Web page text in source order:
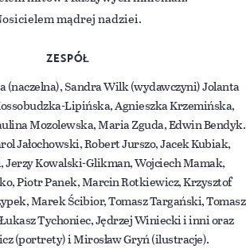
mądrej nadziei.
ZESPÓŁ
(naczelna), Sandra Wilk (wydawczyni) Jolanta
Lipińska, Agnieszka Krzemińska,
Mozolewska, Maria Zguda, Edwin Bendyk.
Jałochowski, Robert Jurszo, Jacek Kubiak,
Jerzy Kowalski-Glikman, Wojciech Mamak,
Piotr Panek, Marcin Rotkiewicz, Krzysztof
Marek Ścibior, Tomasz Targański, Tomasz
Tychoniec, Jędrzej Winiecki i inni oraz
(portrety) i Mirosław Gryń (ilustracje).